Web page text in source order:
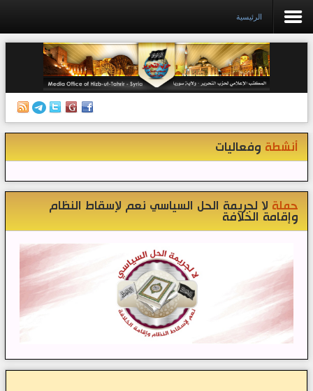
الرئيسية
إصدارات
أنشطة وفعاليات
الكتب
تواصل معنا
إذاعة المكتب/ سوريا
قناتنا على تيليغرام
الرئيسية
أنشطة وفعاليات
حملة لا لجريمة الحل السياسي نعم لإسقاط النظام
وإقامة الخلافة